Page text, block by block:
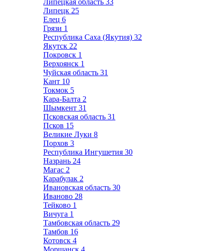
Липецкая область 33
Липецк 25
Елец 6
Грязи 1
Республика Саха (Якутия) 32
Якутск 22
Покровск 1
Верхоянск 1
Чуйская область 31
Кант 10
Токмок 5
Кара-Балта 2
Шымкент 31
Псковская область 31
Псков 15
Великие Луки 8
Порхов 3
Республика Ингушетия 30
Назрань 24
Магас 2
Карабулак 2
Ивановская область 30
Иваново 28
Тейково 1
Вичуга 1
Тамбовская область 29
Тамбов 16
Котовск 4
Моршанск 4